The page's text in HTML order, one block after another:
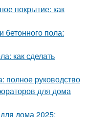
покрытие: как
бетонного пола:
как сделать
полное руководство
для дома
дома 2025: